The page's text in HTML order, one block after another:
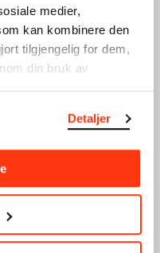
medier,
kan kombinere den
tilgjengelig for dem,
din bruk av
Detaljer
DEPLUME +
BIRCH